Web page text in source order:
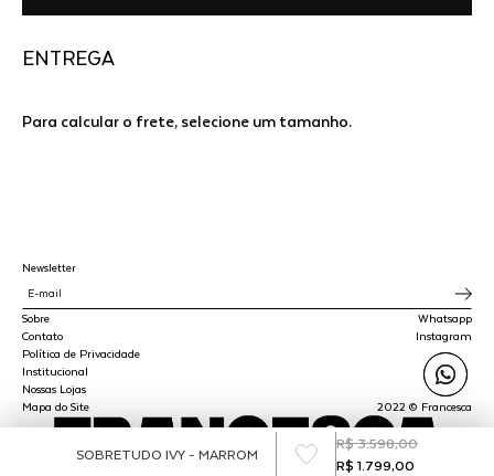
SOBRETUDO IVY - MARROM
R$ 3.598,00
R$ 1.799,00
ENTREGA
Para calcular o frete, selecione um tamanho.
Sobre
Contato
Política de Privacidade
Institucional
Nossas Lojas
Mapa do Site
Whatsapp
Instagram
2022 © Francesca
Newsletter
SPLY STUDIO LTDA - CNPJ 45.510.647/0001-00